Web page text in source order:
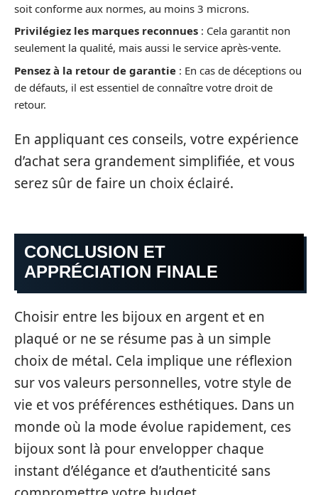
soit conforme aux normes, au moins 3 microns.
Privilégiez les marques reconnues : Cela garantit non
seulement la qualité, mais aussi le service après-vente.
Pensez à la retour de garantie : En cas de déceptions ou
de défauts, il est essentiel de connaître votre droit de
retour.
En appliquant ces conseils, votre expérience
d’achat sera grandement simplifiée, et vous
serez sûr de faire un choix éclairé.
CONCLUSION ET
APPRÉCIATION FINALE
Choisir entre les bijoux en argent et en
plaqué or ne se résume pas à un simple
choix de métal. Cela implique une réflexion
sur vos valeurs personnelles, votre style de
vie et vos préférences esthétiques. Dans un
monde où la mode évolue rapidement, ces
bijoux sont là pour envelopper chaque
instant d’élégance et d’authenticité sans